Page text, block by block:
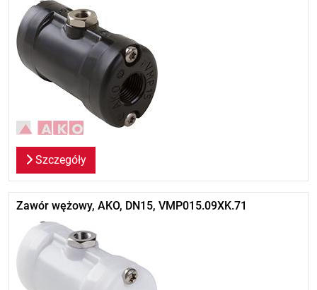
Szczegóły
Zawór wężowy, AKO, DN15, VMP015.09XK.71